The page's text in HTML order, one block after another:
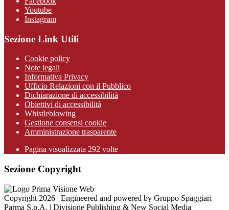
Youtube
Instagram
Sezione Link Utili
Cookie policy
Note legali
Informativa Privacy
Ufficio Relazioni con il Pubblico
Dichiarazione di accessibilità
Obiettivi di accessibilità
Whistleblowing
Gestione consensi cookie
Amministrazione trasparente
Pagina visualizzata 292 volte
Sezione Copyright
Copyright 2026 | Engineered and powered by Gruppo Spaggiari
Parma S.p.A. | Divisione Publishing & New Social Media